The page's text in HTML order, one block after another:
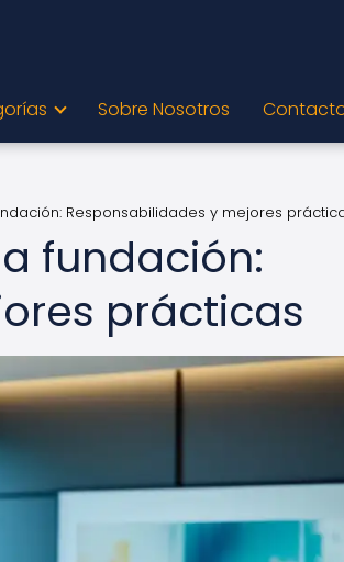
Sobre Nosotros
Responsabilidades y mejores
fundación:
prácticas